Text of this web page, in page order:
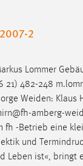
2
Lommer
21) 482-248
Weiden: Klaus
amberg-
fh -Betrieb eine
und
Leben ist«, bringt